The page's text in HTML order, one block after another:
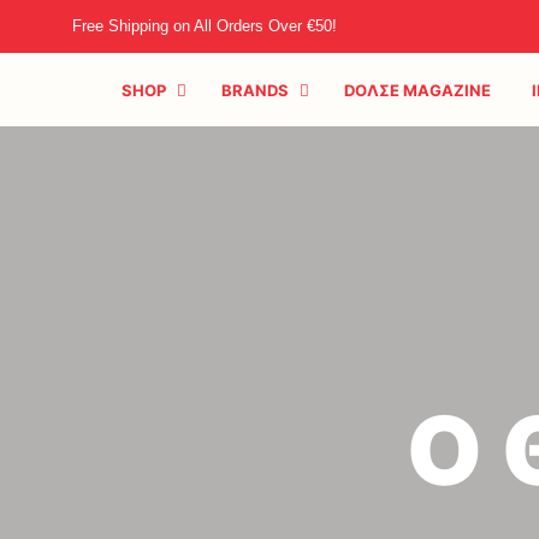
Free Shipping on All Orders Over €50!
SHOP BRANDS DOΛΣE MAGAZINE
Ο